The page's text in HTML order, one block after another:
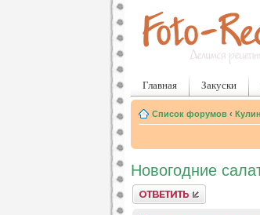
Главная Закуски
Список форумов ‹
Новогодние
Ответить